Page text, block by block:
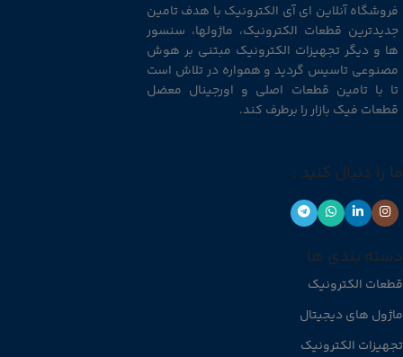
فروشگاه آنلاین ای آی الکترونیک با هدف تامین
جدیدترین قطعات الکترونیک، ماژولها، سنسور
ها و دیگر تجهیزات الکترونیک مبتنی بر هوش
مصنوعی تاسیس گردید و همواره در تلاش است
تا با تامین قطعات اصلی و اورجینال معضل
قطعات فیک بازار را برطرف کند.
ما را دنبال کنید :
دسته بندی ها
قطعات الکترونیک
ماژول های دیجیتال
تجهیزات الکترونیک